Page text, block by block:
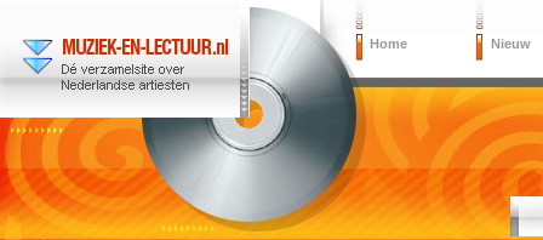
Home Nieuw